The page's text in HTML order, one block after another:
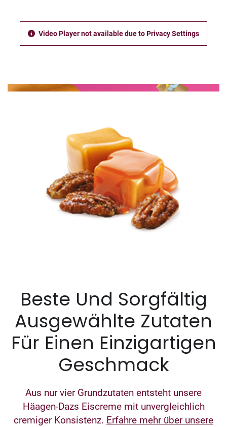
Video Player not available due to Privacy Settings
Beste Und Sorgfältig
Ausgewählte Zutaten
Für Einen Einzigartigen
Geschmack
Aus nur vier Grundzutaten entsteht unsere
Häagen-Dazs Eiscreme mit unvergleichlich
cremiger Konsistenz. Erfahre mehr über unsere